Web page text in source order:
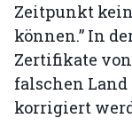
Zeitpunkt
können.” In
Zertifikate von
falschen
korrigiert